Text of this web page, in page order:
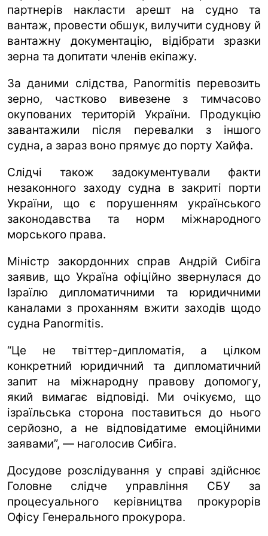
партнерів накласти арешт на судно та
вантаж, провести обшук, вилучити суднову й
вантажну документацію, відібрати зразки
зерна та допитати членів екіпажу.
За даними слідства, Panormitis перевозить
зерно, частково вивезене з тимчасово
окупованих територій України. Продукцію
завантажили після перевалки з іншого
судна, а зараз воно прямує до порту Хайфа.
Слідчі також задокументували факти
незаконного заходу судна в закриті порти
України, що є порушенням українського
законодавства та норм міжнародного
морського права.
Міністр закордонних справ Андрій Сибіга
заявив, що Україна офіційно звернулася до
Ізраїлю дипломатичними та юридичними
каналами з проханням вжити заходів щодо
судна Panormitis.
“Це не твіттер-дипломатія, а цілком
конкретний юридичний та дипломатичний
запит на міжнародну правову допомогу,
який вимагає відповіді. Ми очікуємо, що
ізраїльська сторона поставиться до нього
серйозно, а не відповідатиме емоційними
заявами”, — наголосив Сибіга.
Досудове розслідування у справі здійснює
Головне слідче управління СБУ за
процесуального керівництва прокурорів
Офісу Генерального прокурора.